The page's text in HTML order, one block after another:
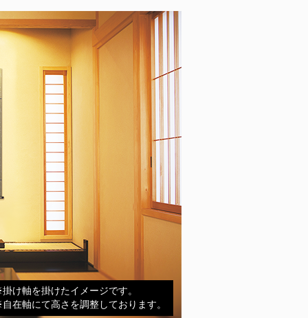
け軸を掛けたイメージです。
在軸にて高さを調整しております。